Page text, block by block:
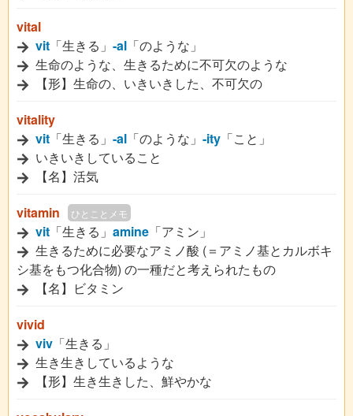
vital
vit 「生きる」 -al 「のような」
生命のような、生きるために不可欠のような
【形】生命の、いきいきした、不可欠の
vitality
vit 「生きる」 -al 「のような」 -ity 「こと」
いきいきしていること
【名】活気
vitamin
ひとことメモ
vit 「生きる」 amine 「アミン」
生きるために必要なアミノ酸 (＝アミノ基とカルボキ
シ基をもつ化合物) の一種だと考えられたもの
【名】ビタミン
vivid
viv 「生きる」
生き生きしているような
【形】生き生きした、鮮やかな